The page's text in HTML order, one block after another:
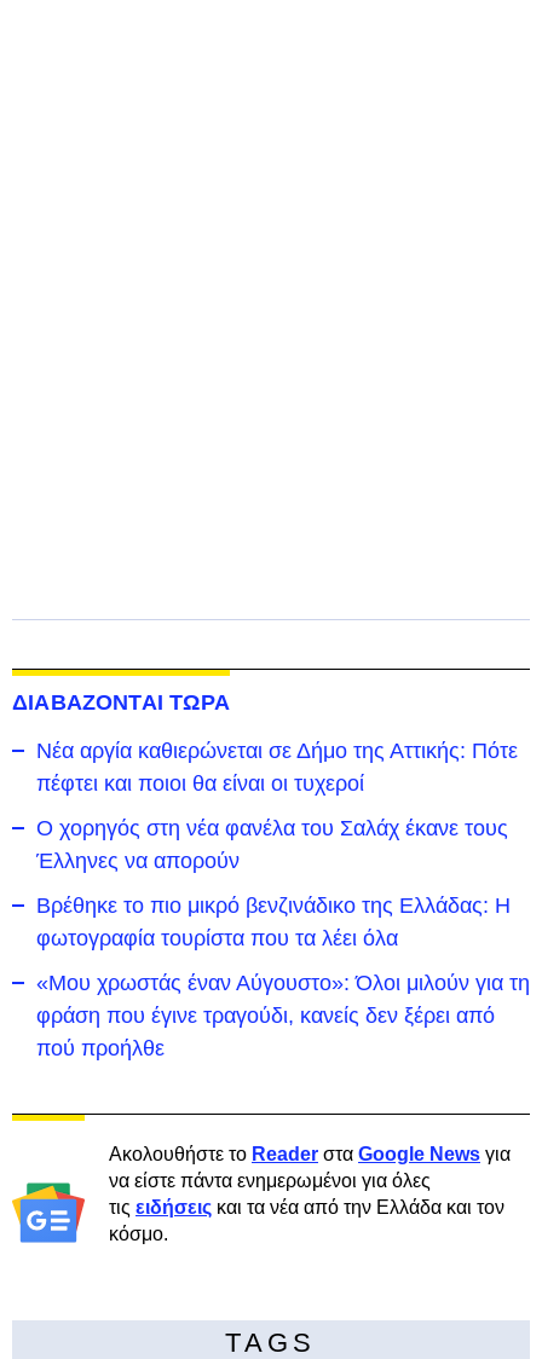
ΔΙΑΒΑΖΟΝΤΑΙ ΤΩΡΑ
Νέα αργία καθιερώνεται σε Δήμο της Αττικής: Πότε
πέφτει και ποιοι θα είναι οι τυχεροί
Ο χορηγός στη νέα φανέλα του Σαλάχ έκανε τους
Έλληνες να απορούν
Βρέθηκε το πιο μικρό βενζινάδικο της Ελλάδας: Η
φωτογραφία τουρίστα που τα λέει όλα
«Μου χρωστάς έναν Αύγουστο»: Όλοι μιλούν για τη
φράση που έγινε τραγούδι, κανείς δεν ξέρει από
πού προήλθε
Ακολουθήστε το Reader στα Google News για
να είστε πάντα ενημερωμένοι για όλες
τις ειδήσεις και τα νέα από την Ελλάδα και τον
κόσμο.
TAGS